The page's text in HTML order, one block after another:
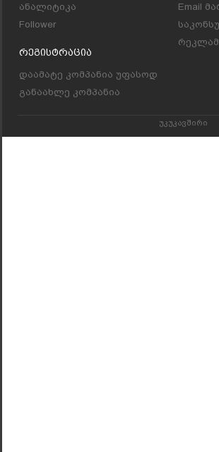
ანალიტიკა
Follower
Რეგისტრაცია
დაამატე კომპანია უფასოდ
განაახლე კომპანია
Email
უკუკავშირი